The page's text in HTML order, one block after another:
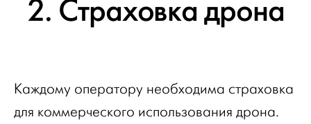
2. Страховка дрона
Каждому оператору необходима страховка
для коммерческого использования дрона.